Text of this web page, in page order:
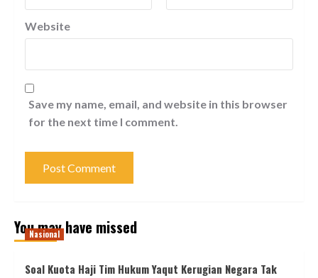
Website
Save my name, email, and website in this browser
for the next time I comment.
You may have missed
Nasional
Soal Kuota Haji Tim Hukum Yaqut Kerugian Negara Tak